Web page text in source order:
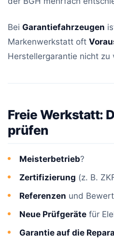
Bei Garantiefahrzeugen
Markenwerkstatt oft
Herstellergarantie nicht zu
Freie Werkstatt:
prüfen
Meisterbetrieb?
Zertifizierung (z. B.
Referenzen und
Neue Prüfgeräte für
Garantie auf die